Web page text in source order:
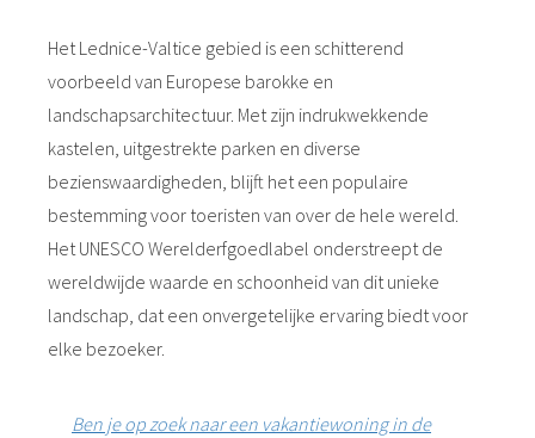
Het Lednice-Valtice gebied is een schitterend
voorbeeld van Europese barokke en
landschapsarchitectuur. Met zijn indrukwekkende
kastelen, uitgestrekte parken en diverse
bezienswaardigheden, blijft het een populaire
bestemming voor toeristen van over de hele wereld.
Het UNESCO Werelderfgoedlabel onderstreept de
wereldwijde waarde en schoonheid van dit unieke
landschap, dat een onvergetelijke ervaring biedt voor
elke bezoeker.
Ben je op zoek naar een vakantiewoning in de